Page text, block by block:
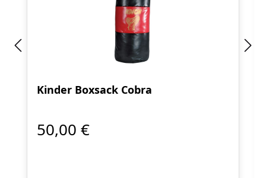
Kinder Boxsack Cobra
50,00 €